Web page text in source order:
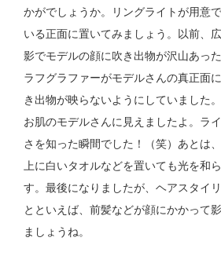
かがでしょうか。リングライトが用意
いる正面に置いてみましょう。以前、
影でモデルの顔に吹き出物が沢山あっ
ラフグラファーがモデルさんの真正面
き出物が映らないようにしていました
お肌のモデルさんに見えましたよ。ラ
さを知った瞬間でした！（笑）あとは
上に白いタオルなどを置いても光を和
す。最後になりましたが、ヘアスタイ
とといえば、前髪などが顔にかかって
ましょうね。